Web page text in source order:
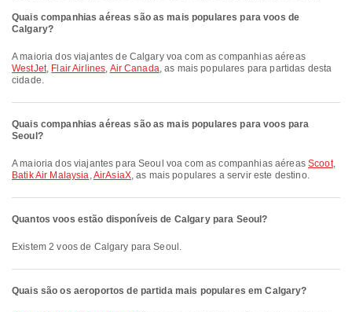
Quais companhias aéreas são as mais populares para voos de
Calgary?
A maioria dos viajantes de Calgary voa com as companhias aéreas
WestJet, Flair Airlines, Air Canada, as mais populares para partidas desta
cidade.
Quais companhias aéreas são as mais populares para voos para
Seoul?
A maioria dos viajantes para Seoul voa com as companhias aéreas Scoot,
Batik Air Malaysia,AirAsiaX, as mais populares a servir este destino.
Quantos voos estão disponíveis de Calgary para Seoul?
Existem 2 voos de Calgary para Seoul.
Quais são os aeroportos de partida mais populares em Calgary?